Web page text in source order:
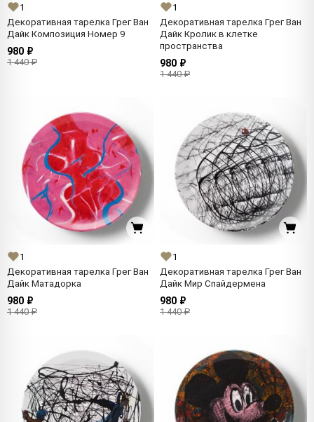
1
Декоративная тарелка Грег Ван
Дайк Композиция Номер 9
980 ₽
1 440 ₽
1
Декоративная тарелка Грег Ван
Дайк Кролик в клетке
пространства
980 ₽
1 440 ₽
1
Декоративная тарелка Грег Ван
Дайк Матадорка
980 ₽
1 440 ₽
1
Декоративная тарелка Грег Ван
Дайк Мир Спайдермена
980 ₽
1 440 ₽